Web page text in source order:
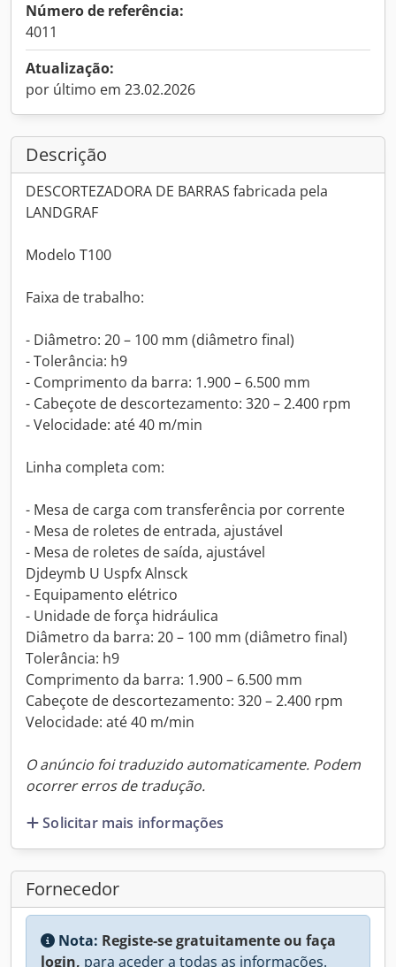
Número de referência:
4011
Atualização:
por último em 23.02.2026
Descrição
DESCORTEZADORA DE BARRAS fabricada pela
LANDGRAF
Modelo T100
Faixa de trabalho:
- Diâmetro: 20 – 100 mm (diâmetro final)
- Tolerância: h9
- Comprimento da barra: 1.900 – 6.500 mm
- Cabeçote de descortezamento: 320 – 2.400 rpm
- Velocidade: até 40 m/min
Linha completa com:
- Mesa de carga com transferência por corrente
- Mesa de roletes de entrada, ajustável
- Mesa de roletes de saída, ajustável
Djdeymb U Uspfx Alnsck
- Equipamento elétrico
- Unidade de força hidráulica
Diâmetro da barra: 20 – 100 mm (diâmetro final)
Tolerância: h9
Comprimento da barra: 1.900 – 6.500 mm
Cabeçote de descortezamento: 320 – 2.400 rpm
Velocidade: até 40 m/min
O anúncio foi traduzido automaticamente. Podem
ocorrer erros de tradução.
Solicitar mais informações
Fornecedor
Nota: Registe-se gratuitamente ou faça
login, para aceder a todas as informações.